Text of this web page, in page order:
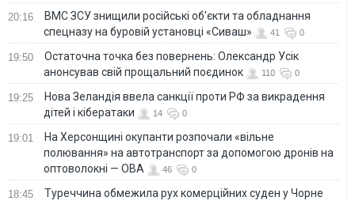
20:16
ВМС ЗСУ знищили російські об'єкти та обладнання
спецназу на буровій установці «Сиваш»
41 0
19:50
Остаточна точка без повернень: Олександр Усік
анонсував свій прощальний поєдинок
110 0
19:25
Нова Зеландія ввела санкції проти РФ за викрадення
дітей і кібератаки
14 0
19:01
На Херсонщині окупанти розпочали «вільне
полювання» на автотранспорт за допомогою дронів на
оптоволокні — ОВА
46 0
18:45
Туреччина обмежила рух комерційних суден у Чорне